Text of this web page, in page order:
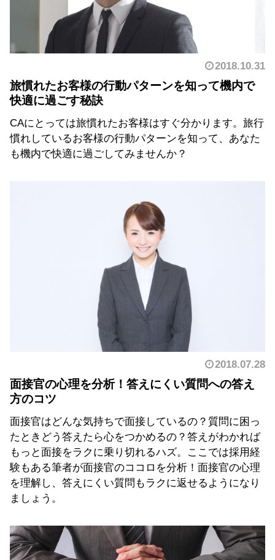
2018.10.31
旅慣れたお客様の行動パターンを知って機内で
快適に過ごす秘訣
CAにとっては旅慣れたお客様はすぐ分かります。旅行
慣れしているお客様の行動パターンを知って、あなた
も機内で快適に過ごしてみませんか？
2018.07.28
面接官の心理を分析！答えにくい質問への答え
方のコツ
面接官はどんな気持ちで面接しているの？質問に困っ
たときどう答えたら心をつかめるの？答えがわかれば
もっと面接をラクに乗り切れるハズ。ここでは採用経
験もある筆者が面接官のココロを分析！面接官の心理
を理解し、答えにくい質問もラクに返せるようになり
ましょう。